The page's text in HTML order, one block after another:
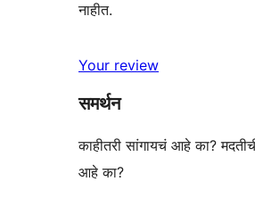
नाहीत.
Your review
समर्थन
काहीतरी सांगायचं आहे का?
आहे का?